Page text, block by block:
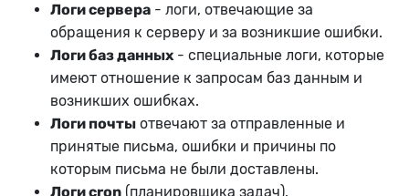
Логи сервера - логи, отвечающие за
обращения к серверу и за возникшие ошибки.
Логи баз данных - специальные логи, которые
имеют отношение к запросам баз данным и
возникших ошибках.
Логи почты отвечают за отправленные и
принятые письма, ошибки и причины по
которым письма не были доставлены.
Логи cron (планировщика задач).